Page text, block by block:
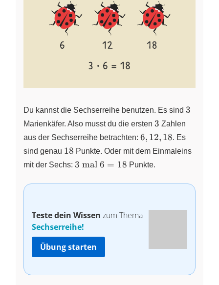
Du kannst die Sechserreihe benutzen. Es sind 3
3
Marienkäfer. Also musst du die ersten 3
3 Zahlen
aus der Sechserreihe betrachten: 6,
12,
6, 12, 18. Es
sind genau 18
18 Punkte. Oder mit dem Einmaleins
mit der Sechs: 3~
~ 6 =18
3 mal 6 = 18 Punkte.
Teste dein Wissen zum Thema
Sechserreihe!
Übung starten